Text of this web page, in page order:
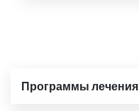
Программы лечения